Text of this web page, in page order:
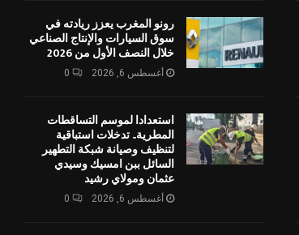
رونو المغرب يعزز ريادته في
سوق السيارات والإنتاج الصناعي
خلال النصف الأول من 2026
أغسطس 6, 2026 0
استعدادا لموسم التساقطات
المطرية.. تدخلات استباقية
لتنظيف وصيانة شبكة التطهير
السائل ببن امسيك وسيدي
عثمان ومولاي رشيد
أغسطس 6, 2026 0